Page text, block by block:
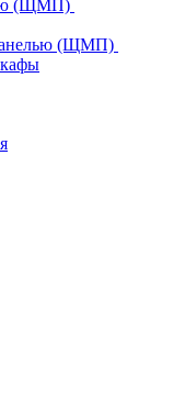
(ЩМП)
(ЩМП)